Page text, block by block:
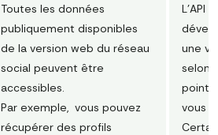
Toutes les données
publiquement disponibles
de la version web du réseau
social peuvent être
accessibles.
Par exemple, vous pouvez
récupérer des profils
L'API
une
selon
point
vous